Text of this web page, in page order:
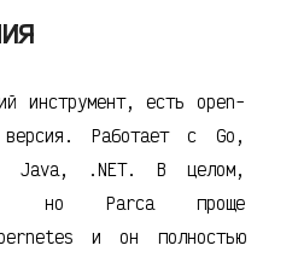
инструмент, есть open-
Работает с Go,
Java, .NET. В целом,
но Parca проще
и он полностью